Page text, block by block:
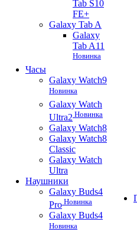
Tab S10
FE+
Galaxy Tab A
Galaxy
Tab A11
Новинка
Часы
Galaxy Watch9
Новинка
Galaxy Watch
Ultra2 Новинка
Galaxy Watch8
Galaxy Watch8
Classic
Galaxy Watch
Ultra
Наушники
Galaxy Buds4
Pro Новинка
Galaxy Buds4
Новинка